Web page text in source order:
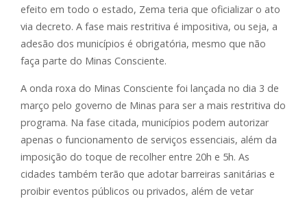
efeito em todo o estado, Zema teria que oficializar o ato
via decreto. A fase mais restritiva é impositiva, ou seja, a
adesão dos municípios é obrigatória, mesmo que não
faça parte do Minas Consciente.
A onda roxa do Minas Consciente foi lançada no dia 3 de
março pelo governo de Minas para ser a mais restritiva do
programa. Na fase citada, municípios podem autorizar
apenas o funcionamento de serviços essenciais, além da
imposição do toque de recolher entre 20h e 5h. As
cidades também terão que adotar barreiras sanitárias e
proibir eventos públicos ou privados, além de vetar